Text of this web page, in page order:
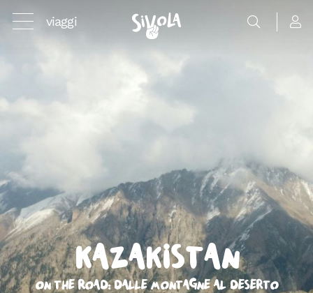
viaggi
Kazakistan
On the Road: dalle montagne al deserto